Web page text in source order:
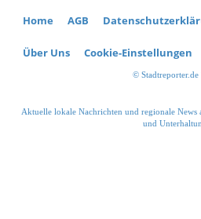
Home AGB
Über Uns Cookie-Einstellungen
© Stadtreporter.de
Aktuelle lokale Nachrichten und regionale
und